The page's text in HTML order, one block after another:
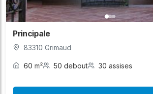
Principale
83310 Grimaud
60 m² 50 debout 30 assises